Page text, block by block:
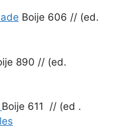
Boije 606 // (ed.
890 // (ed.
Boije 611 // (ed .